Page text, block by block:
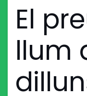
El
llum